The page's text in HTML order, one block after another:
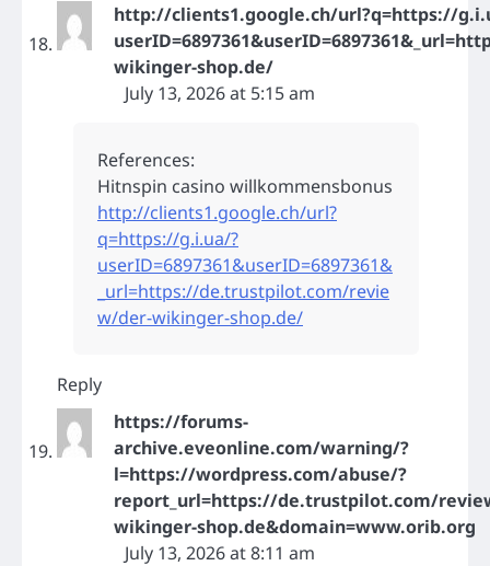
http://clients1.google.ch/url?q=https://
wikinger-shop.de/
July 13, 2026 at 5:15 am
References:
Hitnspin casino willkommensbonus
http://clients1.google.ch/url?
q=https://g.i.ua/?
userID=6897361&userID=6897361&
_url=https://de.trustpilot.com/revie
w/der-wikinger-shop.de/
Reply
https://forums-
archive.eveonline.com/warning/?
l=https://wordpress.com/abuse/?
report_url=https://de.trustpilot.com/
wikinger-shop.de&domain=www.orib.org
July 13, 2026 at 8:11 am